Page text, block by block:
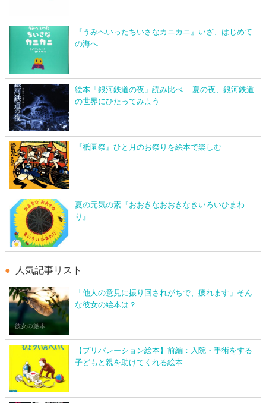
『うみへいったちいさなカニカニ』いざ、はじめて
の海へ
絵本「銀河鉄道の夜」読み比べ― 夏の夜、銀河鉄道
の世界にひたってみよう
『祇園祭』ひと月のお祭りを絵本で楽しむ
夏の元気の素『おおきなおおきなきいろいひまわ
り』
人気記事リスト
「他人の意見に振り回されがちで、疲れます」そん
な彼女の絵本は？
【プリパレーション絵本】前編：入院・手術をする
子どもと親を助けてくれる絵本